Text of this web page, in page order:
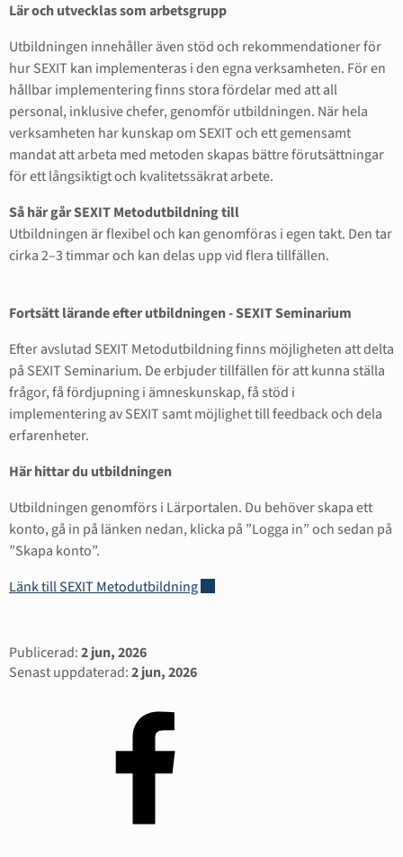
Lär och utvecklas som arbetsgrupp
Utbildningen innehåller även stöd och rekommendationer för
hur SEXIT kan implementeras i den egna verksamheten. För en
hållbar implementering finns stora fördelar med att all
personal, inklusive chefer, genomför utbildningen. När hela
verksamheten har kunskap om SEXIT och ett gemensamt
mandat att arbeta med metoden skapas bättre förutsättningar
för ett långsiktigt och kvalitetssäkrat arbete.
Så här går SEXIT Metodutbildning till
Utbildningen är flexibel och kan genomföras i egen takt. Den tar
cirka 2–3 timmar och kan delas upp vid flera tillfällen.
Fortsätt lärande efter utbildningen - SEXIT Seminarium
Efter avslutad SEXIT Metodutbildning finns möjligheten att delta
på SEXIT Seminarium. De erbjuder tillfällen för att kunna ställa
frågor, få fördjupning i ämneskunskap, få stöd i
implementering av SEXIT samt möjlighet till feedback och dela
erfarenheter.
Här hittar du utbildningen
Utbildningen genomförs i Lärportalen. Du behöver skapa ett
konto, gå in på länken nedan, klicka på ”Logga in” och sedan på
”Skapa konto”.
Länk till SEXIT MetodutbildningLänk till annan webbplats.
Sidinformation
Publicerad:2 jun, 2026
Senast uppdaterad:2 jun, 2026